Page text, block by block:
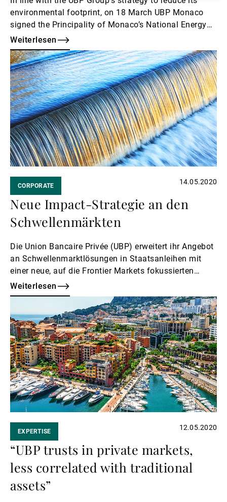
environmental footprint, on 18 March UBP Monaco
signed the Principality of Monaco’s National Energy
Transition Pact.
Weiterlesen
Weiterlesen
CORPORATE 14.05.2020
Neue Impact-Strategie an den
Schwellenmärkten
Die Union Bancaire Privée (UBP) erweitert ihr Angebot
an Schwellenmarktlösungen in Staatsanleihen mit
einer neue, auf die Frontier Markets fokussierten
Strategie.
Weiterlesen
EXPERTISE 12.05.2020
“UBP trusts in private markets,
less correlated with traditional
assets”